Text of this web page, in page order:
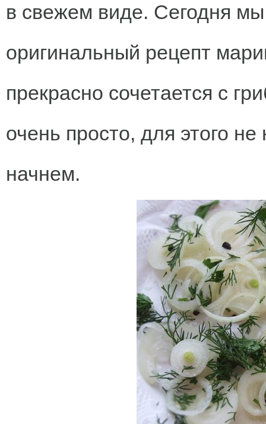
в свежем виде. Сегодня
оригинальный рецепт
прекрасно сочетается с
очень просто, для этого
начнем.